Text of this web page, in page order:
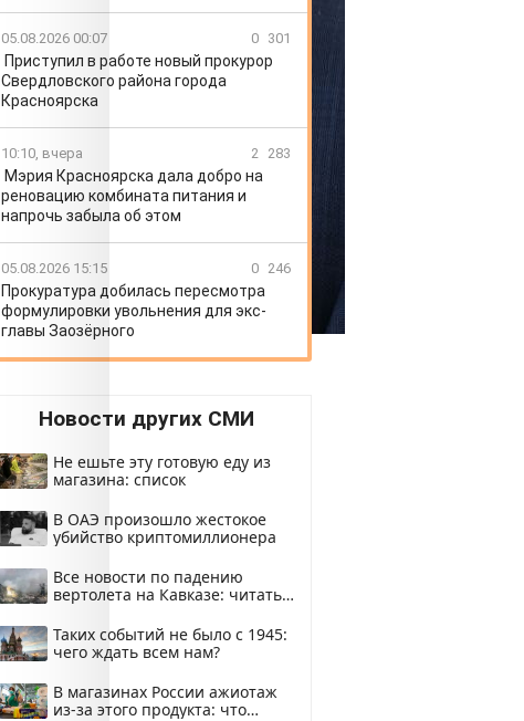
05.08.2026 00:07 0 301
Приступил в работе новый прокурор
Свердловского района города
Красноярска
10:10, вчера 2 283
Мэрия Красноярска дала добро на
реновацию комбината питания и
напрочь забыла об этом
05.08.2026 15:15 0 246
Прокуратура добилась пересмотра
формулировки увольнения для экс-
главы Заозёрного
Новости других СМИ
Не ешьте эту готовую еду из
магазина: список
В ОАЭ произошло жестокое
убийство криптомиллионера
Все новости по падению
вертолета на Кавказе: читать
Таких событий не было с 1945:
чего ждать всем нам?
В магазинах России ажиотаж
из-за этого продукта: что